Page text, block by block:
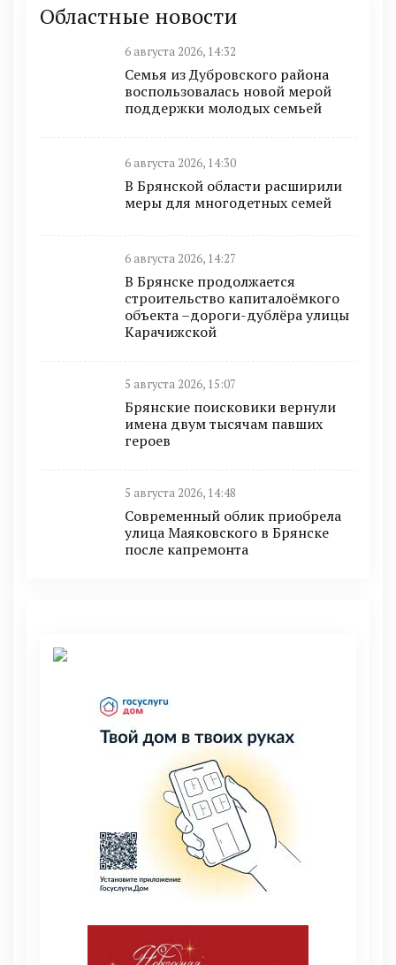
Областные новости
6 августа 2026, 14:32
Семья из Дубровского района
воспользовалась новой мерой
поддержки молодых семьей
6 августа 2026, 14:30
В Брянской области расширили
меры для многодетных семей
6 августа 2026, 14:27
В Брянске продолжается
строительство капиталоёмкого
объекта –дороги-дублёра улицы
Карачижской
5 августа 2026, 15:07
Брянские поисковики вернули
имена двум тысячам павших
героев
5 августа 2026, 14:48
Современный облик приобрела
улица Маяковского в Брянске
после капремонта